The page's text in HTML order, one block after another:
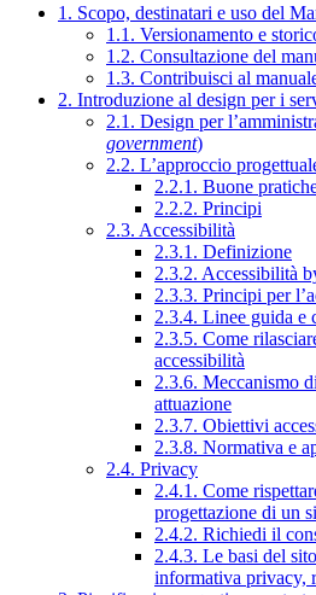
1. Scopo, destinatari e uso del
1.1. Versionamento e
1.2. Consultazione del
1.3. Contribuisci al
2. Introduzione al design per i
2.1. Design per
government)
2.2. L’approccio
2.2.1. Buone
2.2.2. Principi
2.3. Accessibilità
2.3.1. Definizione
2.3.2. Accessibilità
2.3.3. Principi per
2.3.4. Linee guida e
2.3.5. Come
accessibilità
2.3.6. Meccanismo
attuazione
2.3.7. Obiettivi
2.3.8. Normativa e
2.4. Privacy
2.4.1. Come
progettazione di un
2.4.2. Richiedi il
2.4.3. Le basi del
informativa privacy,